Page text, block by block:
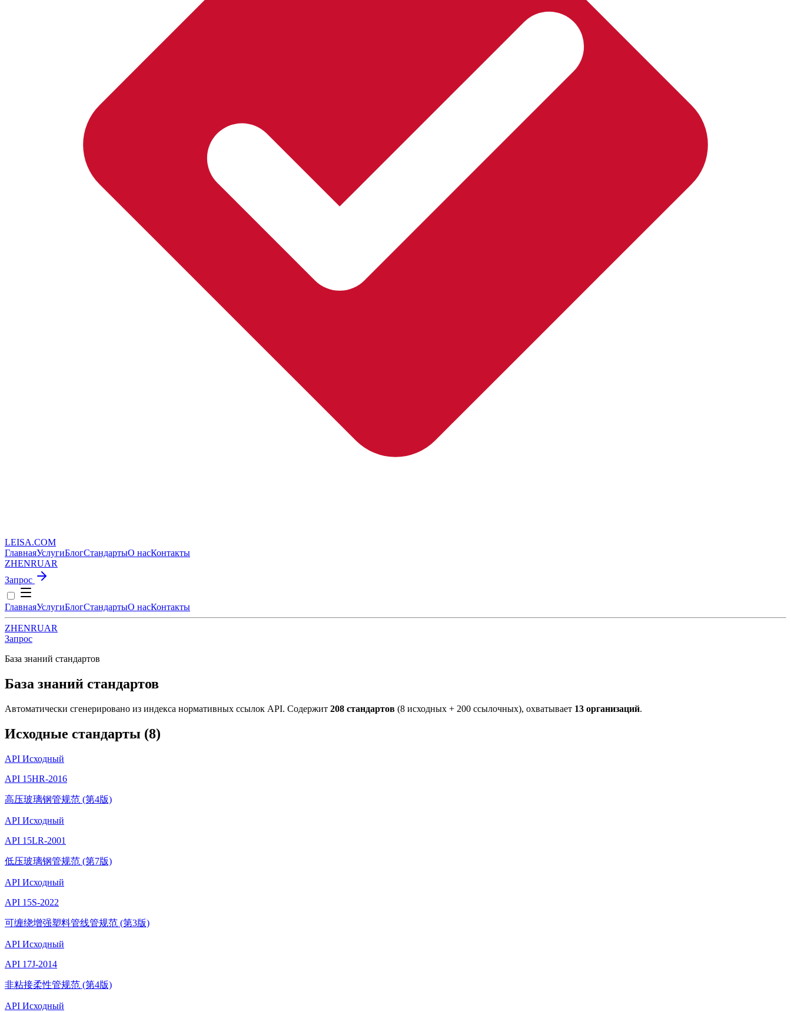
LEISA.COM
ГлавнаяУслугиБлогСтандартыО насКонтакты
ZHENRUAR
Запрос
ГлавнаяУслугиБлогСтандартыО насКонтакты
ZHENRUAR
Запрос
База знаний стандартов
База знаний стандартов
Автоматически сгенерировано из индекса нормативных ссылок API. Содержит 208 стандартов (8 исходных + 200 ссылочных), охватывает 13 организаций.
Исходные стандарты (8)
API Исходный
API 15HR-2016
高压玻璃钢管规范 (第4版)
API Исходный
API 15LR-2001
低压玻璃钢管规范 (第7版)
API Исходный
API 15S-2022
可缠绕增强塑料管线管规范 (第3版)
API Исходный
API 17J-2014
非粘接柔性管规范 (第4版)
API Исходный